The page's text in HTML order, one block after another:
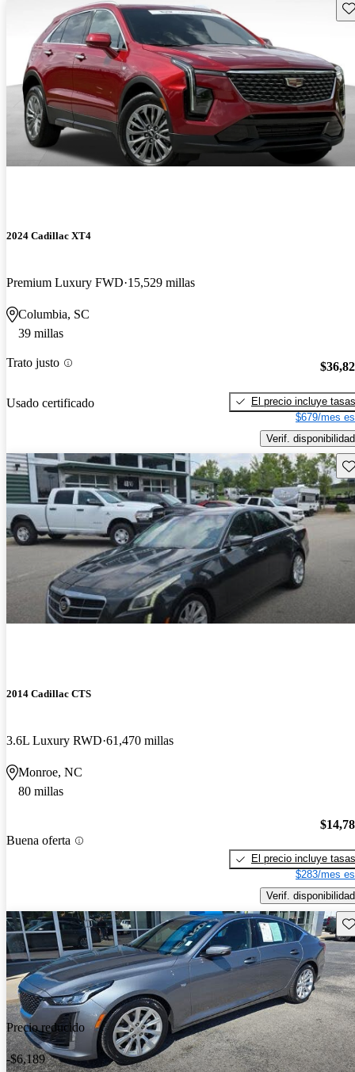
2024 Cadillac XT4
Premium Luxury FWD 15,529 millas
Columbia, SC
39 millas
Trato justo
Usado certificado
El precio incluye tasas
$679/mes
Verif. disponibilidad
2014 Cadillac CTS
3.6L Luxury RWD 61,470 millas
Monroe, NC
80 millas
Buena oferta
El precio incluye tasas
$283/mes
Verif. disponibilidad
Precio reducido
-$6,189